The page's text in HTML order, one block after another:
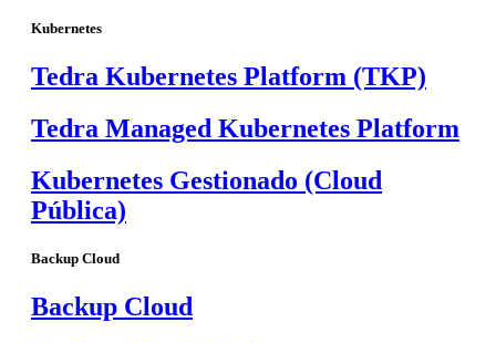
Kubernetes
Tedra Kubernetes Platform (TKP)
Tedra Managed Kubernetes Platform
Kubernetes Gestionado (Cloud
Pública)
Backup Cloud
Backup Cloud